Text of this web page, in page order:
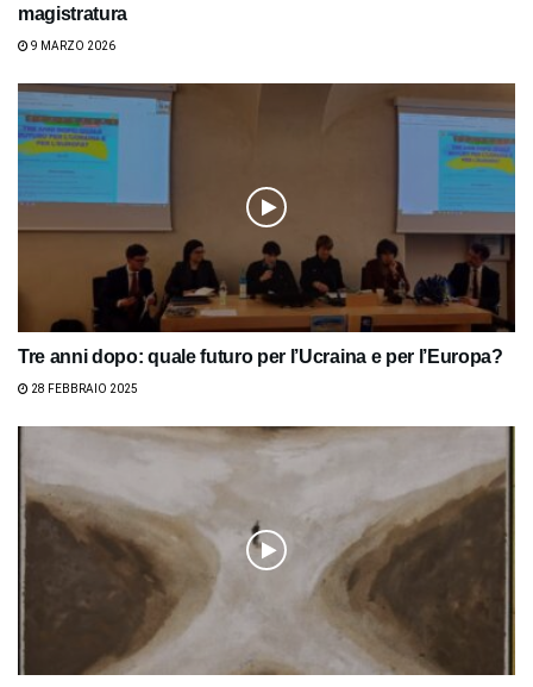
magistratura
9 MARZO 2026
Tre anni dopo: quale futuro per l’Ucraina e per l’Europa?
28 FEBBRAIO 2025